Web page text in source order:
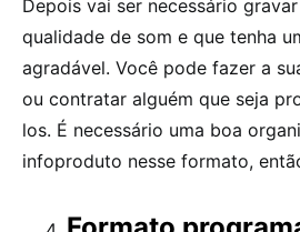
Depois vai ser necessário
qualidade de som e que tenha
agradável. Você pode fazer a
ou contratar alguém que seja
los. É necessário uma boa
infoproduto nesse formato,